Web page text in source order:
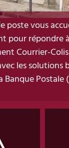
poste vous
pour répondre
Courrier-
les solutions
Banque Postale